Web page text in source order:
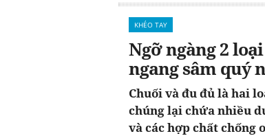
KHÉO TAY
Ngỡ ngàng 2
ngang sâm quý
Chuối và đu đủ là hai
chúng lại chứa nhiều
và các hợp chất chống